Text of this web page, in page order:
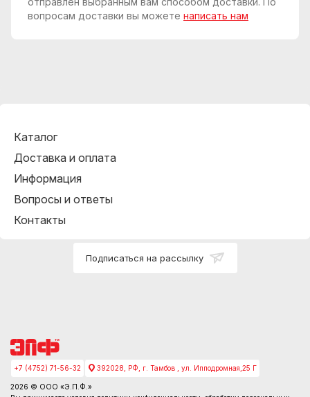
вопросам доставки вы можете написать нам
Каталог
Доставка и оплата
Информация
Вопросы и ответы
Контакты
Подписаться на рассылку
+7 (4752) 71-56-32 392028, РФ, г. Тамбов , ул. Ипподромная,25 Г
2026 © ООО «Э.П.Ф.»